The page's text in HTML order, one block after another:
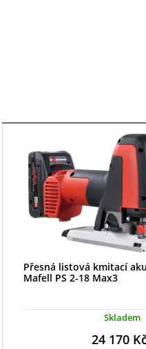
Přesná listová kmitací
Mafell PS 2-18 Max3
Skladem
24 170